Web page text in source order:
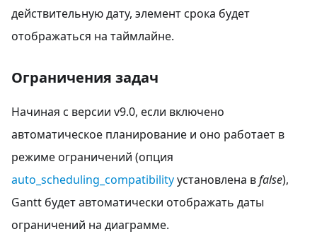
действительную дату, элемент срока будет
отображаться на таймлайне.
Ограничения задач
Начиная с версии v9.0, если включено
автоматическое планирование и оно работает в
режиме ограничений (опция
auto_scheduling_compatibilityустановлена вfalse),
Gantt будет автоматически отображать даты
ограничений на диаграмме.